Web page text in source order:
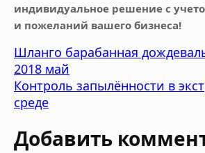
индивидуальное решение с
и пожеланий вашего бизнеса!
Шланго барабанная
2018 май
Контроль запылённости в
среде
Добавить